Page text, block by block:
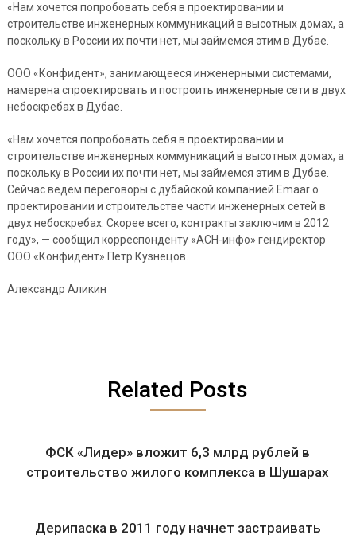
«Нам хочется попробовать себя в проектировании и
строительстве инженерных коммуникаций в высотных домах, а
поскольку в России их почти нет, мы займемся этим в Дубае.
ООО «Конфидент», занимающееся инженерными системами,
намерена спроектировать и построить инженерные сети в двух
небоскребах в Дубае.
«Нам хочется попробовать себя в проектировании и
строительстве инженерных коммуникаций в высотных домах, а
поскольку в России их почти нет, мы займемся этим в Дубае.
Сейчас ведем переговоры с дубайской компанией Emaar о
проектировании и строительстве части инженерных сетей в
двух небоскребах. Скорее всего, контракты заключим в 2012
году», — сообщил корреспонденту «АСН-инфо» гендиректор
ООО «Конфидент» Петр Кузнецов.
Александр Аликин
Related Posts
ФСК «Лидер» вложит 6,3 млрд рублей в
строительство жилого комплекса в Шушарах
Дерипаска в 2011 году начнет застраивать